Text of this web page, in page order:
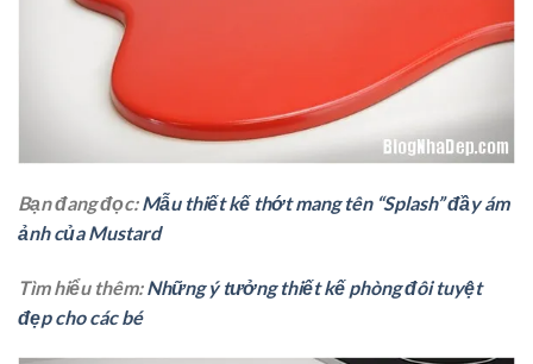
Bạn đang đọc:Mẫu thiết kế thớt mang tên “Splash” đầy ám
ảnh của Mustard
Tìm hiểu thêm:Những ý tưởng thiết kế phòng đôi tuyệt
đẹp cho các bé